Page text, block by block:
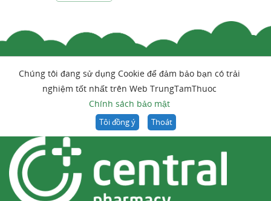
Chúng tôi đang sử dụng Cookie để đảm bảo bạn có trải
nghiệm tốt nhất trên Web TrungTamThuoc
Chính sách bảo mật
Tôi đồng ý Thoát